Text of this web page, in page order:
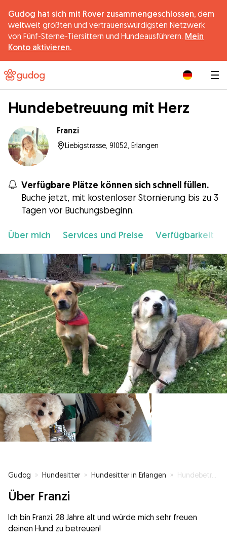
Gudog hat sich mit Rover zusammengeschlossen, dem
weltweit größten und vertrauenswürdigsten Netzwerk
von Fünf-Sterne-Tiersittern und Hundeausführern. Mein
Konto aktivieren.
Hundebetreuung mit Herz
Franzi
Liebigstrasse, 91052, Erlangen
Verfügbare Plätze können sich schnell füllen.
Buche jetzt, mit kostenloser Stornierung bis zu 3
Tagen vor Buchungsbeginn.
Über mich Services und Preise Verfügbarkeit
Gudog » Hundesitter » Hundesitter in Erlangen » Hundebetreuung mit Herz
Über Franzi
Ich bin Franzi, 28 Jahre alt und würde mich sehr freuen
deinen Hund zu betreuen!